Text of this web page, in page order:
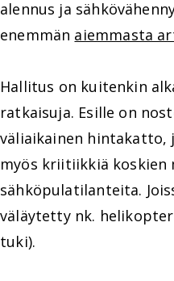
alennus ja
enemmän aiemmasta
Hallitus on kuitenkin
ratkaisuja. Esille on
väliaikainen hintakatto,
myös kriitiikkiä koskien
sähköpulatilanteita.
väläytetty nk.
tuki).